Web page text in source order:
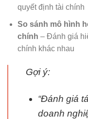
quyết định tài chính
So sánh mô hình
chính – Đánh giá
chính khác nhau
Gợi ý:
“Đánh giá
doanh